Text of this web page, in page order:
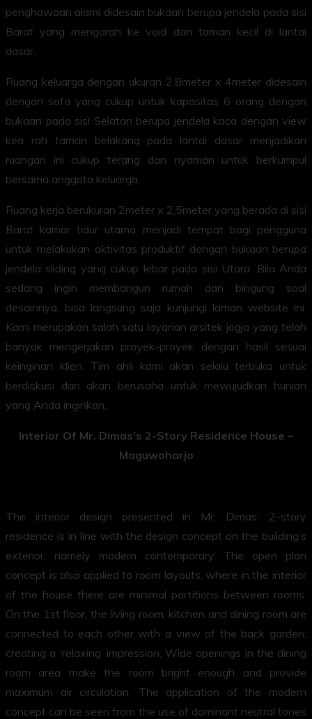
penghawaan alami didesain bukaan berupa jendela pada sisi
Barat yang mengarah ke void dan taman kecil di lantai
dasar.
Ruang keluarga dengan ukuran 2,8meter x 4meter didesain
dengan sofa yang cukup untuk kapasitas 6 orang dengan
bukaan pada sisi Selatan berupa jendela kaca dengan view
kea rah taman belakang pada lantai dasar menjadikan
ruangan ini cukup terang dan nyaman untuk berkumpul
bersama anggota keluarga.
Ruang kerja berukuran 2meter x 2,5meter yang berada di sisi
Barat kamar tidur utama menjadi tempat bagi pengguna
untuk melakukan aktivitas produktif dengan bukaan berupa
jendela sliding yang cukup lebar pada sisi Utara. Bila Anda
sedang ingin membangun rumah dan bingung soal
desainnya, bisa langsung saja kunjungi laman website ini.
Kami merupakan salah satu layanan arsitek jogja yang telah
banyak mengerjakan proyek-proyek dengan hasil sesuai
keinginan klien. Tim ahli kami akan selalu terbuka untuk
berdiskusi dan akan berusaha untuk mewujudkan hunian
yang Anda inginkan.
Interior Of Mr. Dimas’s 2-Story Residence House –
Maguwoharjo
The interior design presented in Mr. Dimas’ 2-story
residence is in line with the design concept on the building’s
exterior, namely modern contemporary. The open plan
concept is also applied to room layouts, where in the interior
of the house there are minimal partitions between rooms.
On the 1st floor, the living room, kitchen and dining room are
connected to each other with a view of the back garden,
creating a ‘relaxing’ impression. Wide openings in the dining
room area make the room bright enough and provide
maximum air circulation. The application of the modern
concept can be seen from the use of dominant neutral tones